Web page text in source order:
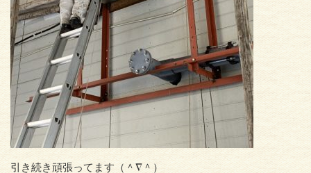
引き続き頑張ってます（＾∇＾）